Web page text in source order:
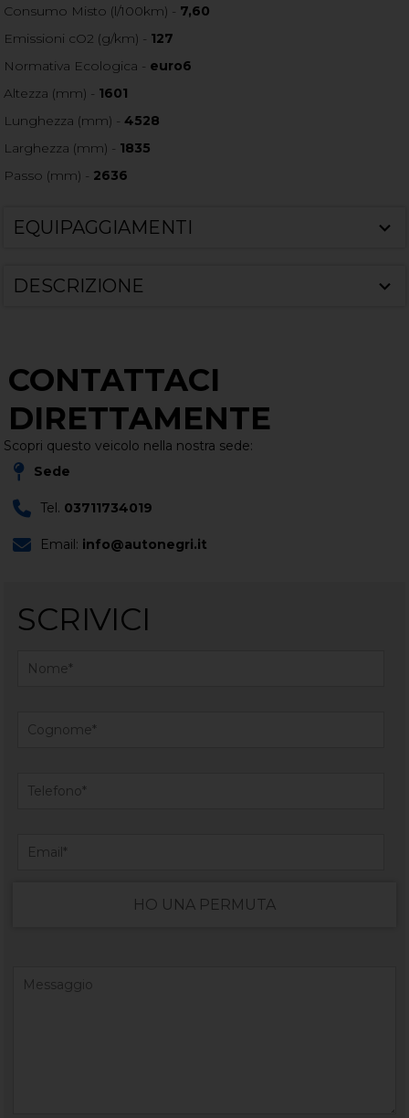
Consumo Misto (l/100km) - 7,60
Emissioni cO2 (g/km) - 127
Normativa Ecologica - euro6
Altezza (mm) - 1601
Lunghezza (mm) -4528
Larghezza (mm) - 1835
Passo (mm) - 2636
EQUIPAGGIAMENTI
DESCRIZIONE
CONTATTACI
DIRETTAMENTE
Scopri questo veicolo nella nostra sede:
Sede
Tel. 03711734019
Email: info@autonegri.it
SCRIVICI
HO UNA PERMUTA